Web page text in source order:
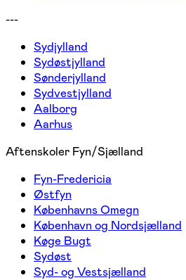
---
Sydjylland
Sydøstjylland
Sønderjylland
Sydvestjylland
Aalborg
Aarhus
Aftenskoler Fyn/Sjælland
Fyn-Fredericia
Østfyn
Københavns Omegn
København og Nordsjælland
Køge Bugt
Sydøst
Syd- og Vestsjælland